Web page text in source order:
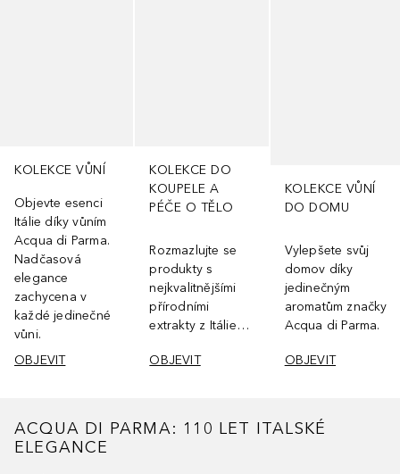
KOLEKCE VŮNÍ
Objevte esenci
Itálie díky vůním
Acqua di Parma.
Nadčasová
elegance
zachycena v
každé jedinečné
vůni.
OBJEVIT
KOLEKCE DO
KOUPELE A
PÉČE O TĚLO
Rozmazlujte se
produkty s
nejkvalitnějšími
přírodními
extrakty z Itálie…
OBJEVIT
KOLEKCE VŮNÍ
DO DOMU
Vylepšete svůj
domov díky
jedinečným
aromatům značky
Acqua di Parma.
OBJEVIT
ACQUA DI PARMA: 110 LET ITALSKÉ
ELEGANCE